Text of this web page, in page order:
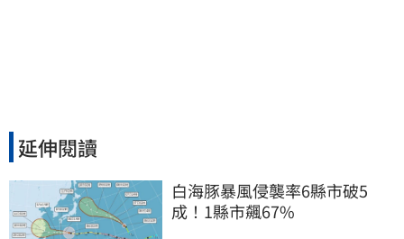
延伸閱讀
白海豚暴風侵襲率6縣市破5
成！1縣市飆67%